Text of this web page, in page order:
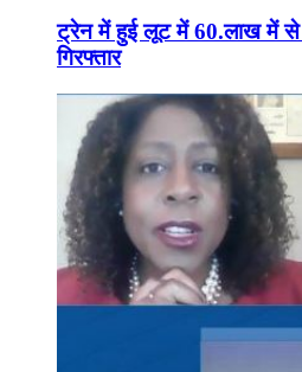
ट्रेन में हुई लूट में 60.लाख में
गिरफ्तार